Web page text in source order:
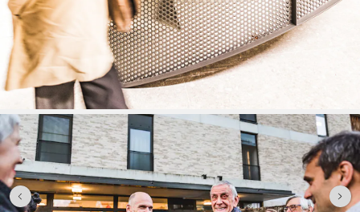
Jente Pauwels introduceert Neuroarchitectuur bij AIM
26 SEP 2025